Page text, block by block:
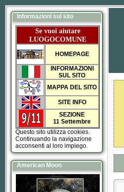
Informazioni sul sito
Se vuoi aiutare
LUOGOCOMUNE
HOMEPAGE
INFORMAZIONI
SUL SITO
MAPPA DEL SITO
SITE INFO
SEZIONE
11 Settembre
Questo sito utilizza cookies.
Continuando la navigazione
acconsenti al loro impiego.
American Moon